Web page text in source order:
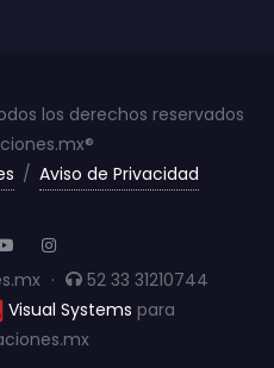
los derechos reservados
/ Aviso de Privacidad
·
52 33 31210744
Visual Systems para